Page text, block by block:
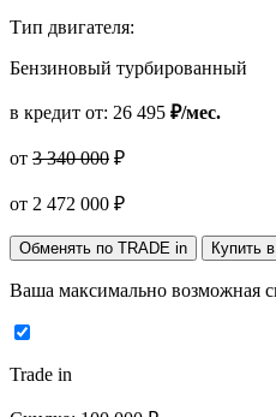
Тип двигателя:
Бензиновый турбированный
в кредит от: 26 495 ₽/мес.
от 3 340 000 ₽
от 2 472 000 ₽
Обменять по TRADE in Купить
Ваша максимально возможная
Trade in